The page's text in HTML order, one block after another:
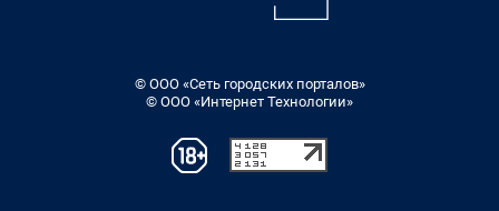
© ООО «Сеть городских порталов»
© ООО «Интернет Технологии»